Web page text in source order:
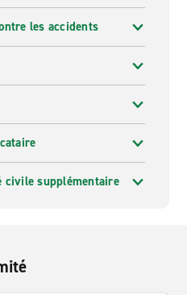
les accidents
civile supplémentaire